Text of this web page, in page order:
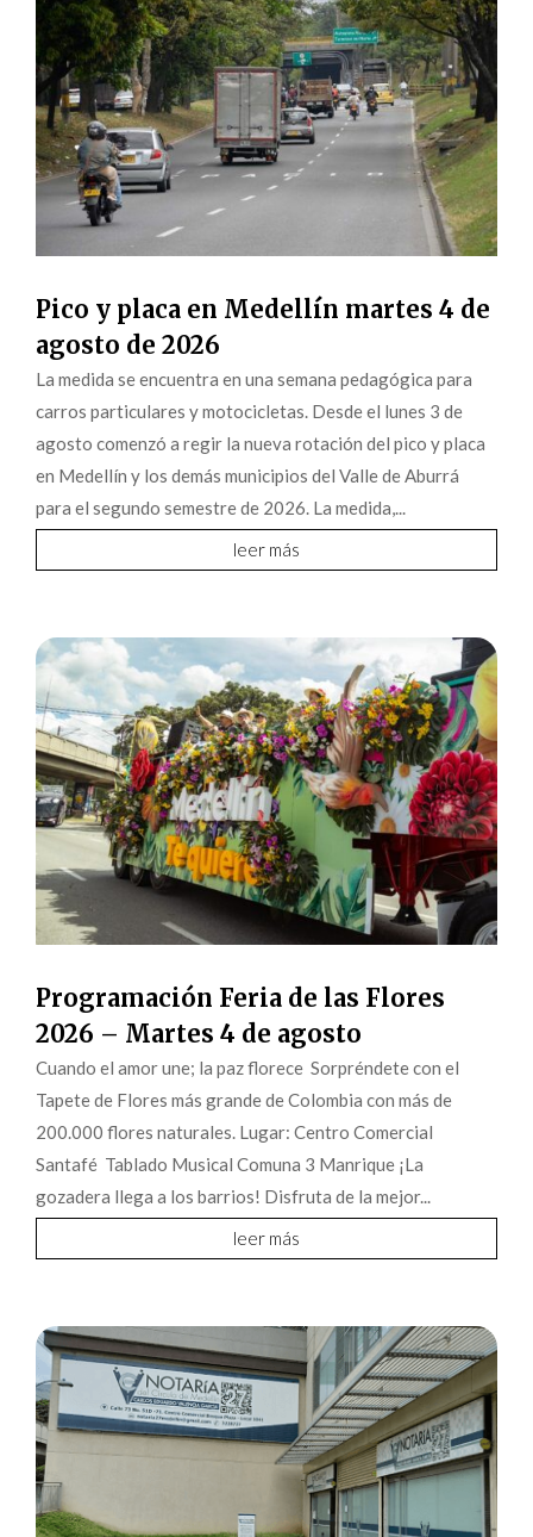
Pico y placa en Medellín martes 4 de
agosto de 2026
La medida se encuentra en una semana pedagógica para
carros particulares y motocicletas. Desde el lunes 3 de
agosto comenzó a regir la nueva rotación del pico y placa
en Medellín y los demás municipios del Valle de Aburrá
para el segundo semestre de 2026. La medida,...
leer más
Programación Feria de las Flores
2026 – Martes 4 de agosto
Cuando el amor une; la paz florece Sorpréndete con el
Tapete de Flores más grande de Colombia con más de
200.000 flores naturales. Lugar: Centro Comercial
Santafé Tablado Musical Comuna 3 Manrique ¡La
gozadera llega a los barrios! Disfruta de la mejor...
leer más